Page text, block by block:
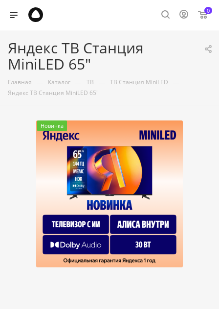
0
Яндекс ТВ Станция
MiniLED 65"
Главная — Каталог — ТВ — ТВ Станция MiniLED —
Яндекс ТВ Станция MiniLED 65"
Новинка